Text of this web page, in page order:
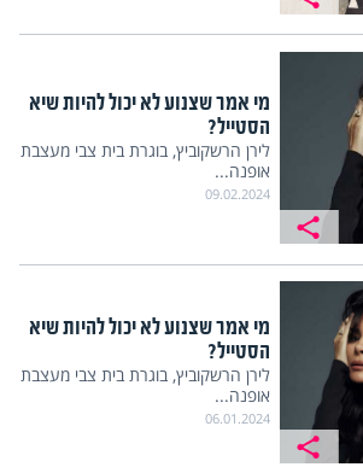
מי אמר שצנוע לא יכול להיות שיא
הסטייל?
לירן הרשקוביץ, בוגרת בית צבי מעצבת
אופנה...
09.02.2024
מי אמר שצנוע לא יכול להיות שיא
הסטייל?
לירן הרשקוביץ, בוגרת בית צבי מעצבת
אופנה...
06.01.2024